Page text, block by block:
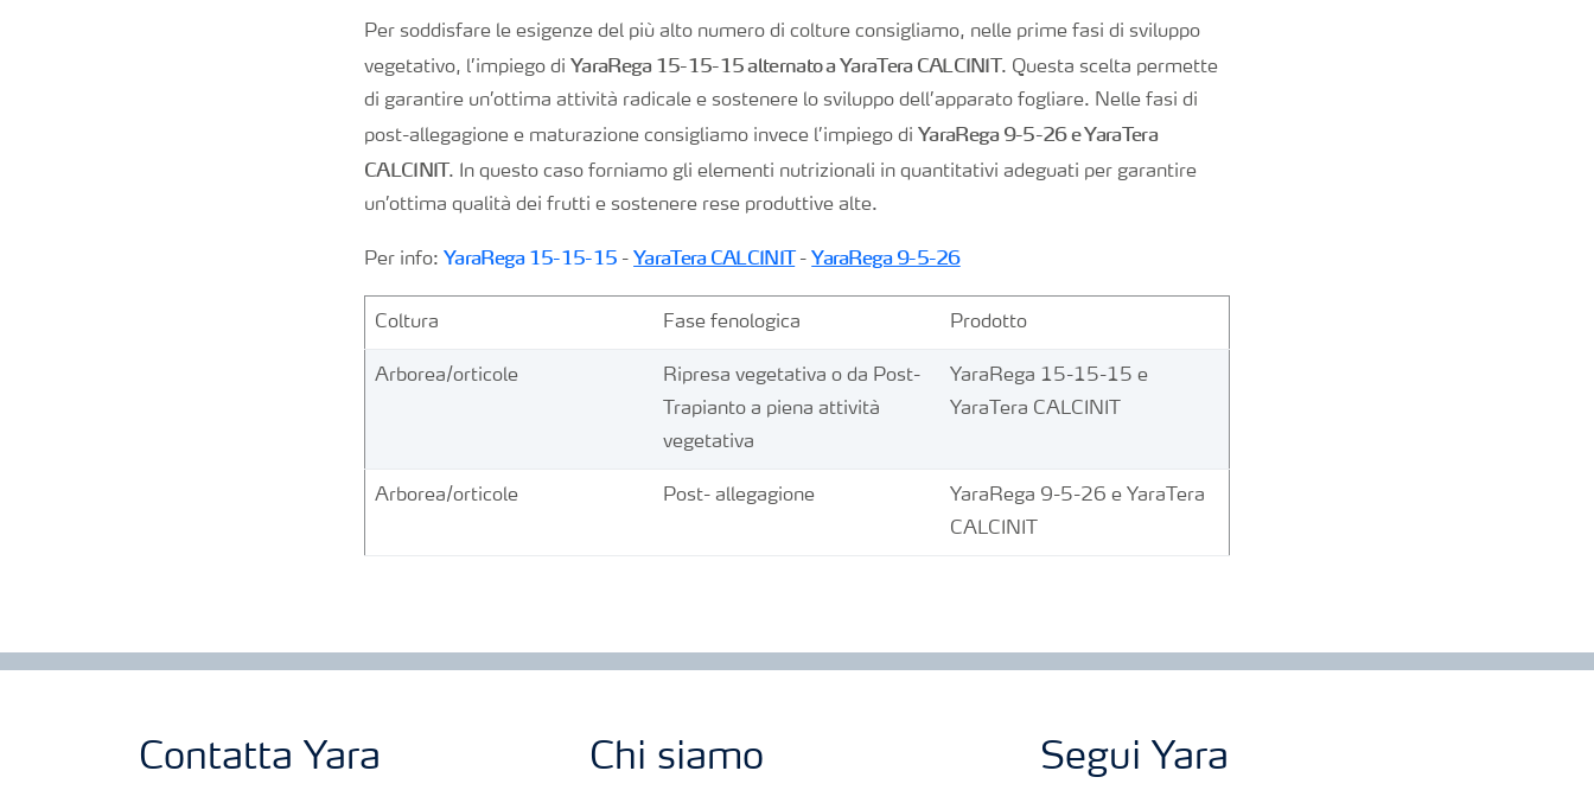
Per soddisfare le esigenze del più alto numero di colture consigliamo, nelle prime fasi di sviluppo
vegetativo, l’impiego di YaraRega 15-15-15 alternato a YaraTera CALCINIT. Questa scelta permette
di garantire un’ottima attività radicale e sostenere lo sviluppo dell’apparato fogliare. Nelle fasi di
post-allegagione e maturazione consigliamo invece l’impiego di YaraRega 9-5-26 e YaraTera
CALCINIT. In questo caso forniamo gli elementi nutrizionali in quantitativi adeguati per garantire
un’ottima qualità dei frutti e sostenere rese produttive alte.
Per info: YaraRega 15-15-15 - YaraTera CALCINIT - YaraRega 9-5-26
Coltura Fase fenologica Prodotto
Arborea/orticole
Ripresa vegetativa o da Post-
Trapianto a piena attività
vegetativa
YaraRega 15-15-15 e
YaraTera CALCINIT
Arborea/orticole Post- allegagione
YaraRega 9-5-26 e YaraTera
CALCINIT
Contatta Yara Chi siamo Segui Yara